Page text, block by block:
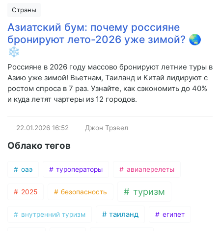
Страны
Азиатский бум: почему россияне
бронируют лето-2026 уже зимой? 🌏
❄️
Россияне в 2026 году массово бронируют летние туры в
Азию уже зимой! Вьетнам, Таиланд и Китай лидируют с
ростом спроса в 7 раз. Узнайте, как сэкономить до 40%
и куда летят чартеры из 12 городов.
22.01.2026 16:52 Джон Трэвел
Облако тегов
оаэ туроператоры авиаперелеты
2025 безопасность туризм
внутренний туризм таиланд египет